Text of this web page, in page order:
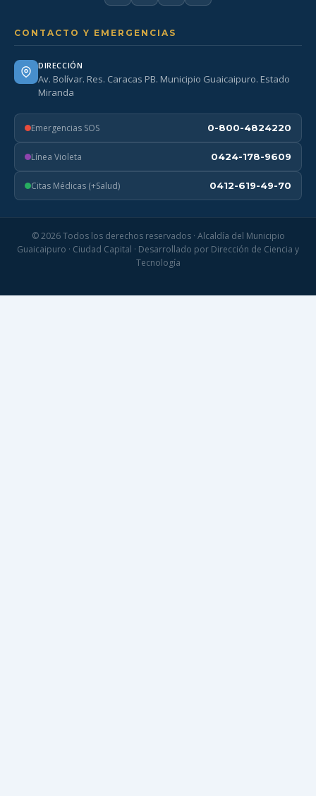
CONTACTO Y EMERGENCIAS
DIRECCIÓN
Av. Bolívar. Res. Caracas PB. Municipio Guaicaipuro. Estado
Miranda
Emergencias SOS 0-800-4824220
Línea Violeta 0424-178-9609
Citas Médicas (+Salud) 0412-619-49-70
© 2026 Todos los derechos reservados · Alcaldía del Municipio
Guaicaipuro · Ciudad Capital · Desarrollado por Dirección de Ciencia y
Tecnología